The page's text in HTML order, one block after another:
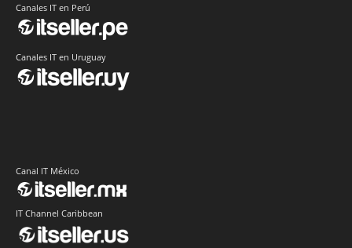
Canales IT en Perú
Canales IT en Uruguay
Canal IT México
IT Channel Caribbean